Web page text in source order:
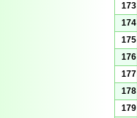
173
174
175
176
177
178
179